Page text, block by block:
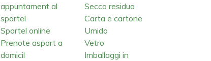
appuntament al
sportel
Sportel online
Prenote asport a
domicil
Secco residuo
Carta e cartone
Umido
Vetro
Imballaggi in